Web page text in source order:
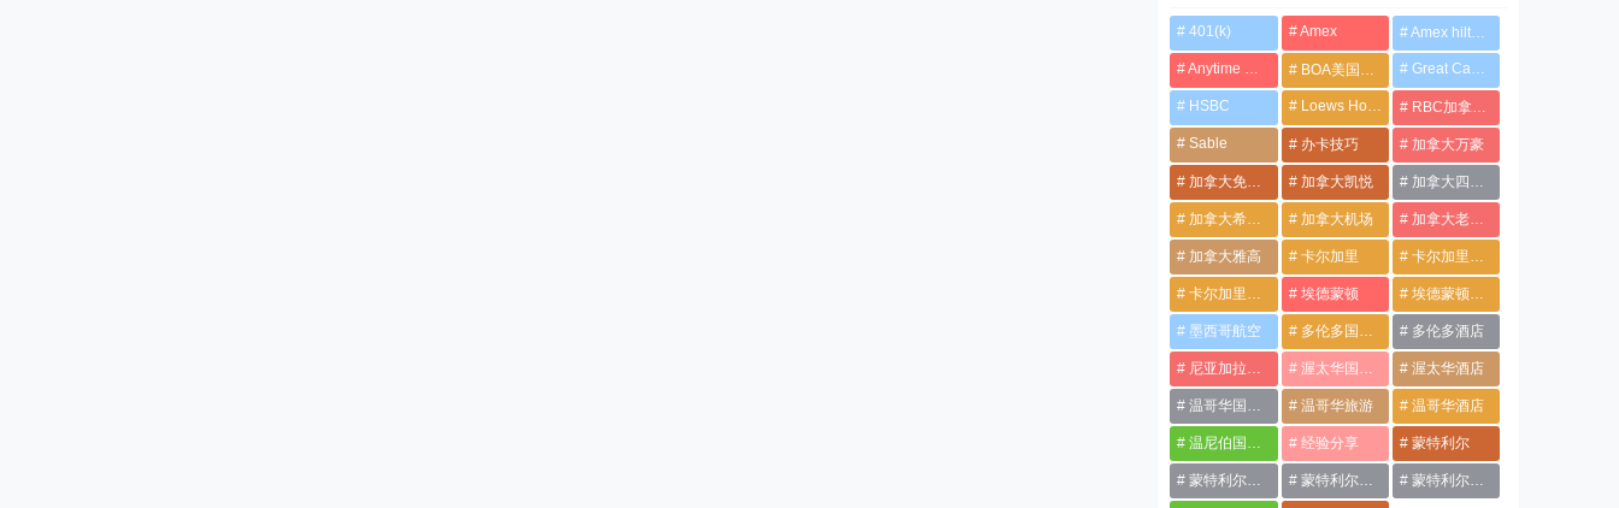
401(k) Amex Amex hilton系列信用卡
Anytime Mailbox BOA美国银行 Great Canadian Rebates
HSBC Loews Hotels RBC加拿大皇家银行
Sable 办卡技巧 加拿大万豪
加拿大免税店 加拿大凯悦 加拿大四季酒店
加拿大希尔顿 加拿大机场 加拿大老乡会
加拿大雅高 卡尔加里 卡尔加里国际机场
卡尔加里酒店 埃德蒙顿 埃德蒙顿国际机场
墨西哥航空 多伦多国际机场 多伦多酒店
尼亚加拉酒店 渥太华国际机场 渥太华酒店
温哥华国际机场 温哥华旅游 温哥华酒店
温尼伯国际机场 经验分享 蒙特利尔
蒙特利尔景点 蒙特利尔特鲁多国际机场 蒙特利尔酒店